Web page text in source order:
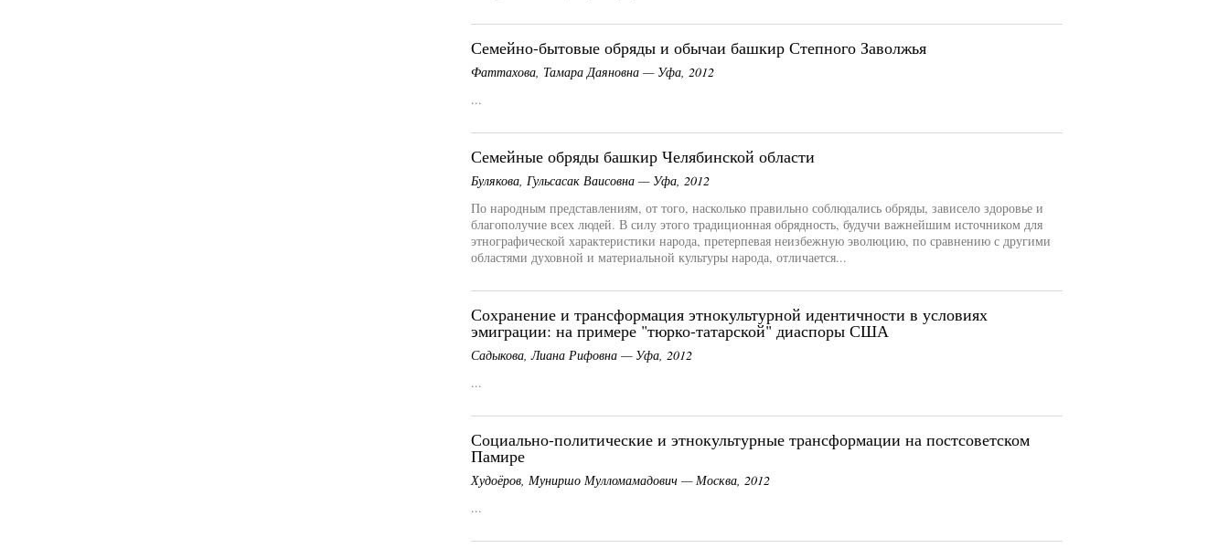
Семейно-бытовые обряды и обычаи башкир Степного Заволжья
Фаттахова, Тамара Даяновна — Уфа, 2012
...
Семейные обряды башкир Челябинской области
Булякова, Гульсасак Ваисовна — Уфа, 2012
По народным представлениям, от того, насколько правильно соблюдались обряды, зависело здоровье и
благополучие всех людей. В силу этого традиционная обрядность, будучи важнейшим источником для
этнографической характеристики народа, претерпевая неизбежную эволюцию, по сравнению с другими
областями духовной и материальной культуры народа, отличается...
Сохранение и трансформация этнокультурной идентичности в условиях
эмиграции: на примере "тюрко-татарской" диаспоры США
Садыкова, Лиана Рифовна — Уфа, 2012
...
Социально-политические и этнокультурные трансформации на постсоветском
Памире
Худоёров, Муниршо Мулломамадович — Москва, 2012
...